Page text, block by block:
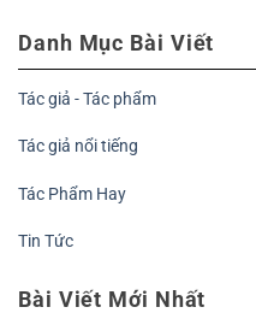
Danh Mục Bài Viết
Tác giả - Tác phẩm
Tác giả nổi tiếng
Tác Phẩm Hay
Tin Tức
Bài Viết Mới Nhất